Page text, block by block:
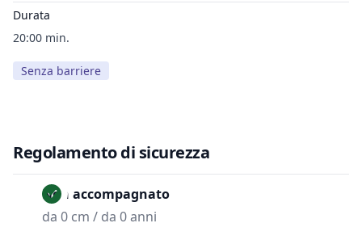
Durata
20:00 min.
Senza barriere
Regolamento di sicurezza
Non accompagnato
da 0 cm / da 0 anni